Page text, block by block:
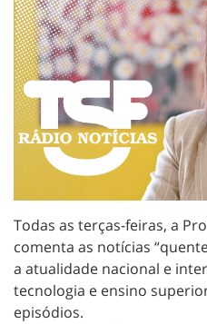
Todas as terças-feiras, a
comenta as notícias
a atualidade nacional e
tecnologia e ensino
episódios.